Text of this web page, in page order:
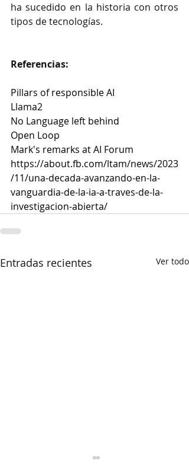
ha sucedido en la historia con otros
tipos de tecnologías.
Referencias:
Pillars of responsible AI
Llama2
No Language left behind
Open Loop
Mark's remarks at AI Forum
https://about.fb.com/ltam/news/2023
/11/una-decada-avanzando-en-la-
vanguardia-de-la-ia-a-traves-de-la-
investigacion-abierta/
Entradas recientes Ver todo